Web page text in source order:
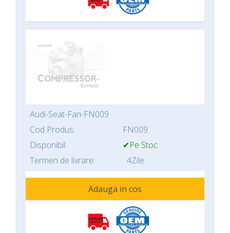
Audi-Seat-Fan-FN009
Cod Produs:
FN009
Disponibil:
✔Pe Stoc
Termen de livrare:
4Zile
Adauga in cos